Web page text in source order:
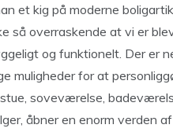
et kig på moderne
så overraskende at vi er
og funktionelt. Der er
muligheder for at
soveværelse,
åbner en enorm verden